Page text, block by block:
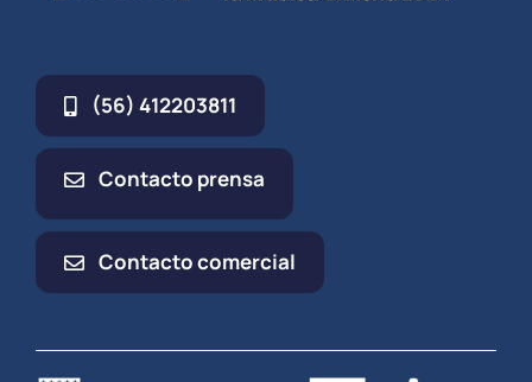
(56) 412203811
Contacto prensa
Contacto comercial